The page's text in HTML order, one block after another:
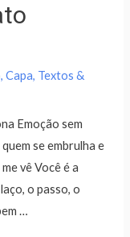
,Capa, Textos &
Emoção sem
se embrulha e
vê Você é a
o passo, o
…